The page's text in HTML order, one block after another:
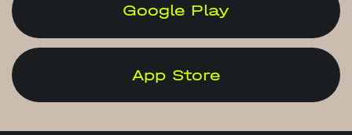
Google Play
App Store